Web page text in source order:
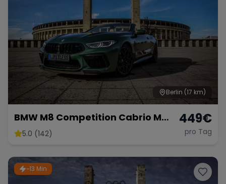
Berlin (17 km)
BMW M8 Competition Cabrio M
mieten 625 PS xDrive Sportwagen
5.0 (142)
449€
pro Tag
~13 Min